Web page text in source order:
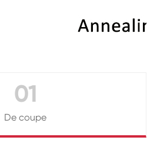
01
De coupe